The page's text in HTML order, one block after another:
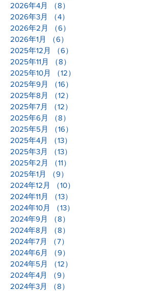
2026年4月
（8）
2026年3月
（4）
2026年2月
（6）
2026年1月
（6）
2025年12月
（6）
2025年11月
（8）
2025年10月
（12）
2025年9月
（16）
2025年8月
（12）
2025年7月
（12）
2025年6月
（8）
2025年5月
（16）
2025年4月
（13）
2025年3月
（13）
2025年2月
（11）
2025年1月
（9）
2024年12月
（10）
2024年11月
（13）
2024年10月
（13）
2024年9月
（8）
2024年8月
（8）
2024年7月
（7）
2024年6月
（9）
2024年5月
（12）
2024年4月
（9）
2024年3月
（8）